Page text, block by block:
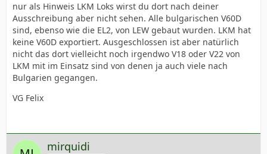
nur als Hinweis LKM Loks wirst du dort nach deiner
Ausschreibung aber nicht sehen. Alle bulgarischen V60D
sind, ebenso wie die EL2, von LEW gebaut wurden. LKM hat
keine V60D exportiert. Ausgeschlossen ist aber natürlich
nicht das dort vielleicht noch irgendwo V18 oder V22 von
LKM mit im Einsatz sind von denen ja auch viele nach
Bulgarien gegangen.
VG Felix
mirquidi